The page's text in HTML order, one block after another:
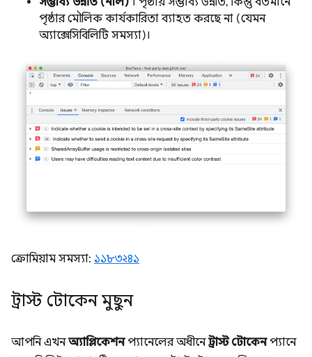
পৃষ্ঠার মৌলিক কার্যকারিতা ব্যাহত করছে না (যেমন
অ্যাক্সেসিবিলিটি সমস্যা)।
ক্রোমিয়াম সমস্যা: ১১৮৩২৪১
ট্রাস্ট টোকেন মুছুন
আপনি এখনঅ্যাপ্লিকেশনপ্যানেলের অধীনেট্রাস্ট টোকেনপ্যানে